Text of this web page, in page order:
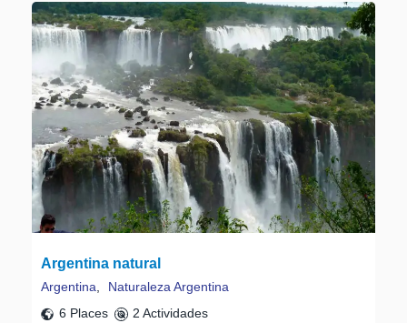
Argentina natural
Argentina,
Naturaleza Argentina
6 Places
2 Actividades